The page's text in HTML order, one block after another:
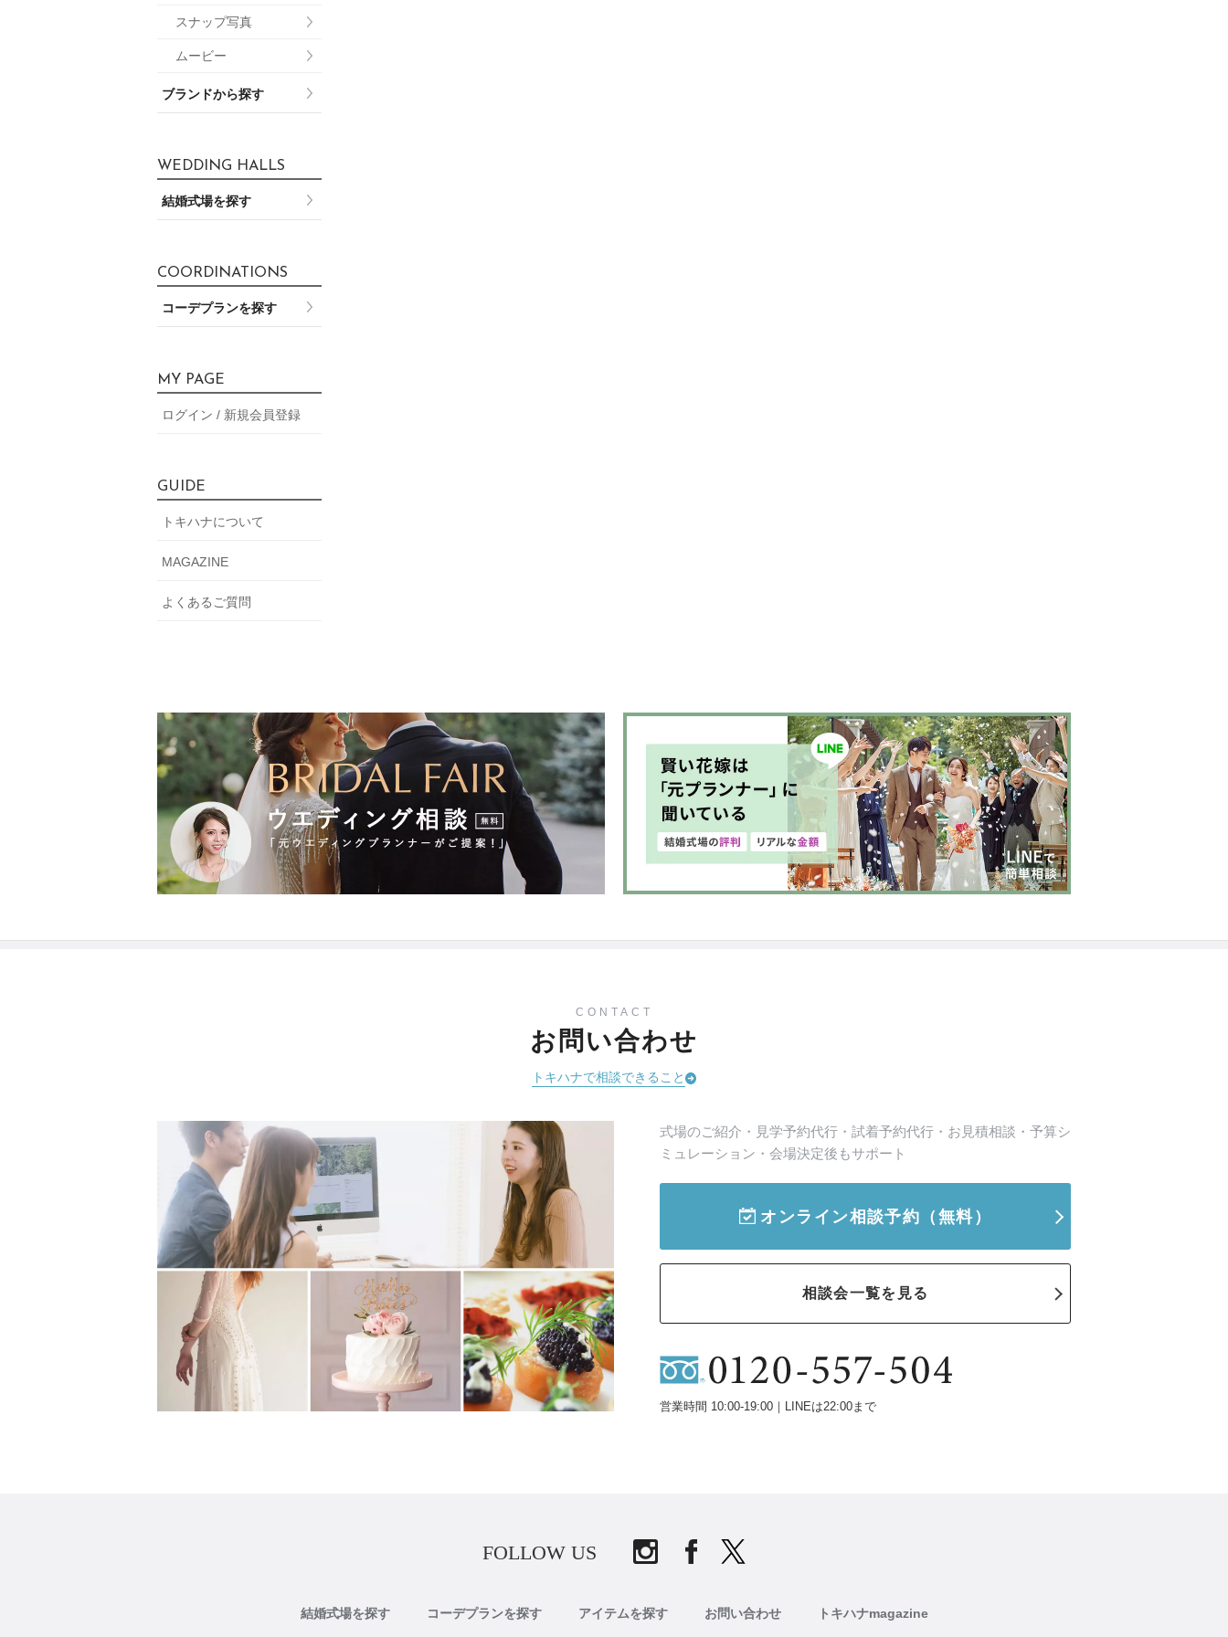
スナップ写真
ムービー
ブランドから探す
WEDDING HALLS
結婚式場を探す
COORDINATIONS
コーデプランを探す
MY PAGE
ログイン / 新規会員登録
GUIDE
トキハナについて
MAGAZINE
よくあるご質問
CONTACT
お問い合わせ
トキハナで相談できること
式場のご紹介・見学予約代行・試着予約代行・お見積相談・予算シ
ミュレーション・会場決定後もサポート
オンライン相談予約 （無料）
相談会一覧を見る
営業時間 10:00-19:00｜LINEは22:00まで
FOLLOW US
結婚式場を探す コーデプランを探す アイテムを探す お問い合わせ トキハナmagazine